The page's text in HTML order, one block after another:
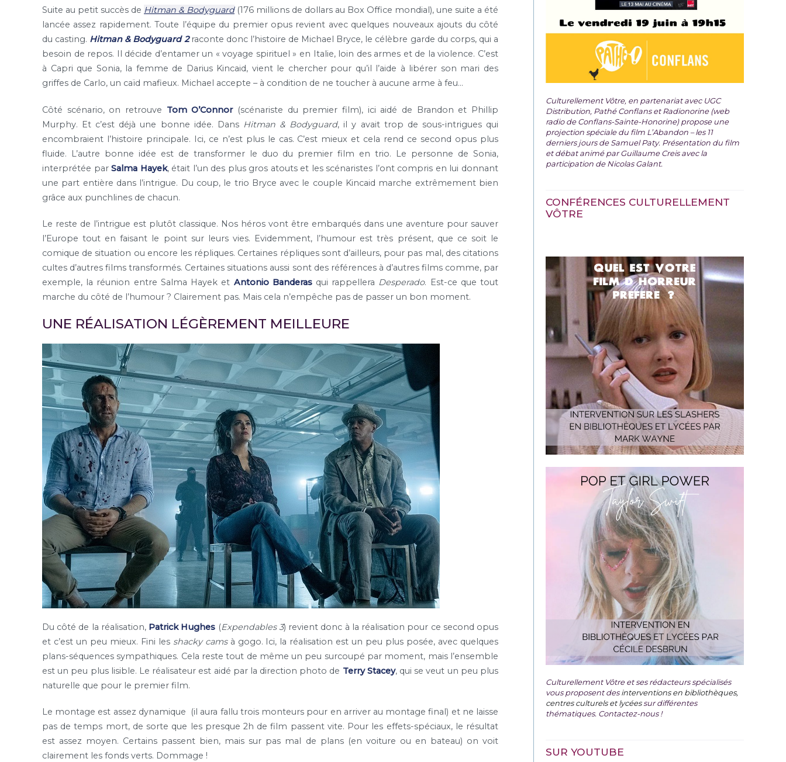
Suite au petit succès de Hitman & Bodyguard(176 millions de dollars au Box Office mondial), une suite a été
lancée assez rapidement. Toute l’équipe du premier opus revient avec quelques nouveaux ajouts du côté
du casting. Hitman & Bodyguard 2raconte donc l’histoire de Michael Bryce, le célèbre garde du corps, qui a
besoin de repos. Il décide d’entamer un « voyage spirituel » en Italie, loin des armes et de la violence. C’est
à Capri que Sonia, la femme de Darius Kincaid, vient le chercher pour qu’il l’aide à libérer son mari des
griffes de Carlo, un caïd mafieux. Michael accepte – à condition de ne toucher à aucune arme à feu…
Côté scénario, on retrouve Tom O’Connor(scénariste du premier film), ici aidé de Brandon et Phillip
Murphy. Et c’est déjà une bonne idée. Dans Hitman & Bodyguard, il y avait trop de sous-intrigues qui
encombraient l’histoire principale. Ici, ce n’est plus le cas. C’est mieux et cela rend ce second opus plus
fluide. L’autre bonne idée est de transformer le duo du premier film en trio. Le personne de Sonia,
interprétée parSalma Hayek, était l’un des plus gros atouts et les scénaristes l’ont compris en lui donnant
une part entière dans l’intrigue. Du coup, le trio Bryce avec le couple Kincaid marche extrêmement bien
grâce aux punchlines de chacun.
Le reste de l’intrigue est plutôt classique. Nos héros vont être embarqués dans une aventure pour sauver
l’Europe tout en faisant le point sur leurs vies. Evidemment, l’humour est très présent, que ce soit le
comique de situation ou encore les répliques. Certaines répliques sont d’ailleurs, pour pas mal, des citations
cultes d’autres films transformés. Certaines situations aussi sont des références à d’autres films comme, par
exemple, la réunion entre Salma Hayek et Antonio Banderasqui rappellera Desperado. Est-ce que tout
marche du côté de l’humour ? Clairement pas. Mais cela n’empêche pas de passer un bon moment.
UNE RÉALISATION LÉGÈREMENT MEILLEURE
Du côté de la réalisation, Patrick Hughes (Expendables 3) revient donc à la réalisation pour ce second opus
et c’est un peu mieux. Fini les shacky camsà gogo. Ici, la réalisation est un peu plus posée, avec quelques
plans-séquences sympathiques. Cela reste tout de même un peu surcoupé par moment, mais l’ensemble
est un peu plus lisible. Le réalisateur est aidé par la direction photo de Terry Stacey, qui se veut un peu plus
naturelle que pour le premier film.
Le montage est assez dynamique (il aura fallu trois monteurs pour en arriver au montage final) et ne laisse
pas de temps mort, de sorte que les presque 2h de film passent vite. Pour les effets-spéciaux, le résultat
est assez moyen. Certains passent bien, mais sur pas mal de plans (en voiture ou en bateau) on voit
clairement les fonds verts. Dommage !
Culturellement Vôtre, en partenariat avec UGC
Distribution, Pathé Conflans et Radionorine (web
radio de Conflans-Sainte-Honorine) propose une
projection spéciale du film L’Abandon – les 11
derniers jours de Samuel Paty. Présentation du film
et débat animé par Guillaume Creis avec la
participation de Nicolas Galant.
CONFÉRENCES CULTURELLEMENT
VÔTRE
Culturellement Vôtre et ses rédacteurs spécialisés
vous proposent desinterventions en bibliothèques,
centres culturels et lycéessur différentes
thématiques. Contactez-nous !
SUR YOUTUBE